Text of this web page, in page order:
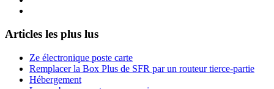
Articles les plus lus
Ze électronique poste carte
Remplacer la Box Plus de SFR par un routeur tierce-partie
Hébergement